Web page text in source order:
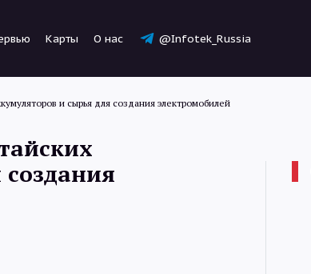
Карты О нас @Infotek_Russia
и сырья для создания электромобилей